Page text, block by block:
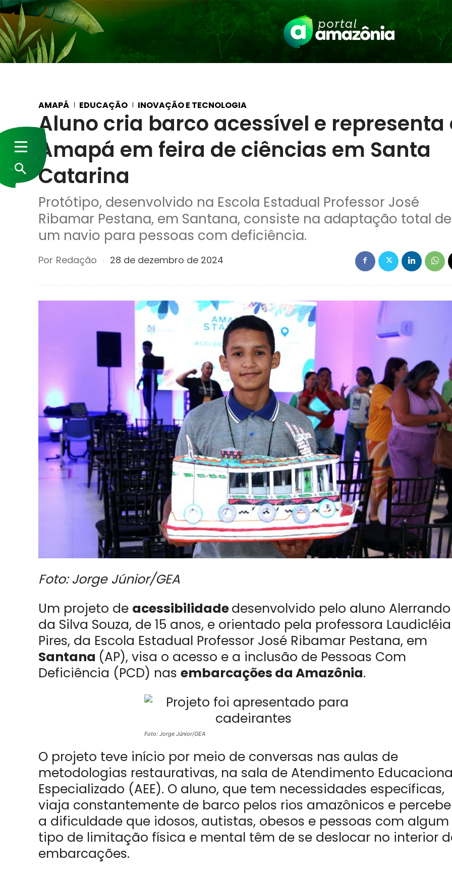
AMAPÁ EDUCAÇÃO INOVAÇÃO E TECNOLOGIA
Aluno cria barco acessível e representa
Amapá em feira de ciências em Santa
Catarina
Protótipo, desenvolvido na Escola Estadual Professor José
Ribamar Pestana, em Santana, consiste na adaptação total de
um navio para pessoas com deficiência.
Por Redação 28 de dezembro de 2024
Foto: Jorge Júnior/GEA
Um projeto de acessibilidadedesenvolvido pelo aluno Alerrando
da Silva Souza, de 15 anos, e orientado pela professora Laudicléia
Pires, da Escola Estadual Professor José Ribamar Pestana, em
Santana (AP), visa o acesso e a inclusão de Pessoas Com
Deficiência (PCD) nas embarcações da Amazônia.
Foto: Jorge Júnior/GEA
O projeto teve início por meio de conversas nas aulas de
metodologias restaurativas, na sala de Atendimento
Especializado (AEE). O aluno, que tem necessidades específicas,
viaja constantemente de barco pelos rios amazônicos e
a dificuldade que idosos, autistas, obesos e pessoas com algum
tipo de limitação física e mental têm de se deslocar no interior
embarcações.